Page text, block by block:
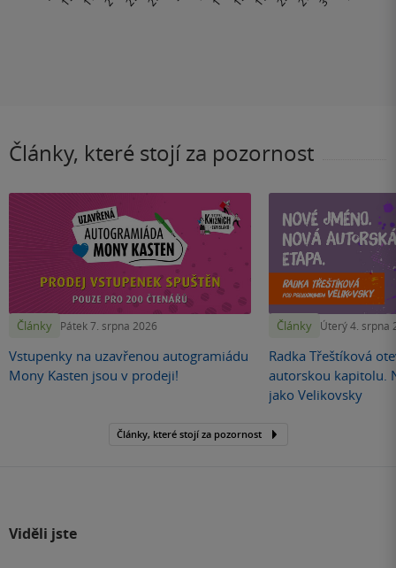
Články, které stojí za pozornost
Články Pátek 7. srpna 2026
Vstupenky na uzavřenou autogramiádu
Mony Kasten jsou v prodeji!
Články Úterý 4. srpna
Radka Třeštíková
autorskou kapitolu.
jako Velikovsky
Články, které stojí za pozornost
Viděli jste